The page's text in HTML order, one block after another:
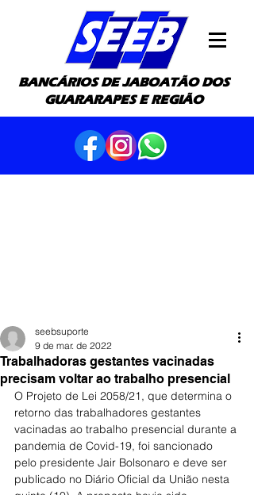
BANCÁRIOS DE JABOATÃO DOS
GUARARAPES E REGIÃO
Trabalhadoras gestantes vacinadas
precisam voltar ao trabalho presencial
seebsuporte
9 de mar. de 2022
O Projeto de Lei 2058/21, que determina o
retorno das trabalhadores gestantes
vacinadas ao trabalho presencial durante a
pandemia de Covid-19, foi sancionado
pelo presidente Jair Bolsonaro e deve ser
publicado no Diário Oficial da União nesta